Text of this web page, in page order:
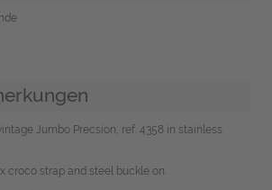
Jumbo Precsion, ref. 4358 in stainless
croco strap and steel buckle on.